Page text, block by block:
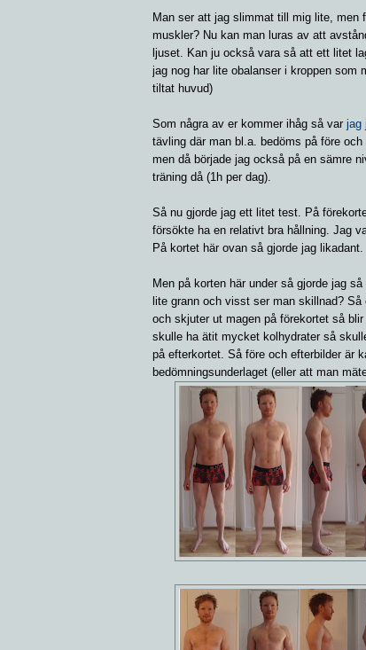
Man ser att jag slimmat till mig lite, men
muskler? Nu kan man luras av att
ljuset. Kan ju också vara så att ett litet
jag nog har lite obalanser i kroppen som
tiltat huvud)
Som några av er kommer ihåg så var jag
tävling där man bl.a. bedöms på före
men då började jag också på en sämre
träning då (1h per dag).
Så nu gjorde jag ett litet test. På
försökte ha en relativt bra hållning. Jag
På kortet här ovan så gjorde jag likadant.
Men på korten här under så gjorde jag
lite grann och visst ser man skillnad?
och skjuter ut magen på förekortet så
skulle ha ätit mycket kolhydrater så
på efterkortet. Så före och efterbilder är
bedömningsunderlaget (eller att man